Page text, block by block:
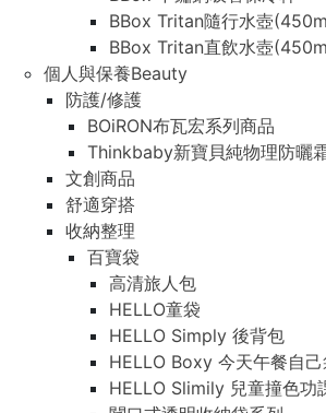
BBox Tritan隨行水壺
BBox Tritan直飲水壺
個人與保養Beauty
防護/修護
BOiRON布瓦宏系列商品
Thinkbaby新寶貝純物理防曬
文創商品
舒適穿搭
收納整理
百寶袋
高清旅人包
HELLO童袋
HELLO Simply 後背包
HELLO Boxy 今天午餐自己
HELLO Slimily 兒童撞色功